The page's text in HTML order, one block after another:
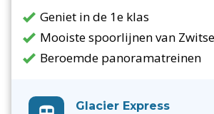
Geniet in de 1e klas
Mooiste spoorlijnen van
Beroemde panoramatreinen
Glacier Express